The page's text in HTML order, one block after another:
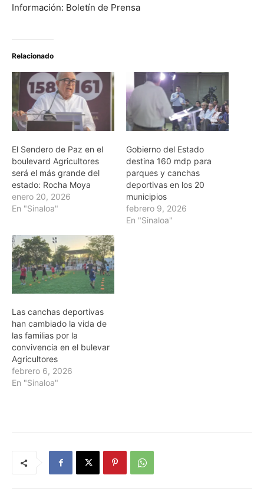
Información: Boletín de Prensa
Relacionado
El Sendero de Paz en el
boulevard Agricultores
será el más grande del
estado: Rocha Moya
enero 20, 2026
En "Sinaloa"
Gobierno del Estado
destina 160 mdp para
parques y canchas
deportivas en los 20
municipios
febrero 9, 2026
En "Sinaloa"
Las canchas deportivas
han cambiado la vida de
las familias por la
convivencia en el bulevar
Agricultores
febrero 6, 2026
En "Sinaloa"